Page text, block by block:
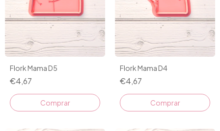
Flork Mama D5
€4,67
Comprar
Flork Mama D4
€4,67
Comprar